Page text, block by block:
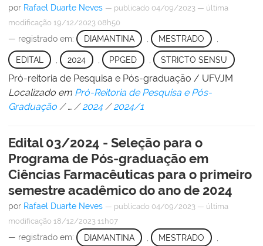
por Rafael Duarte Neves — publicado 04/09/2023 — última
modificação 19/12/2023 08h50
— registrado em: DIAMANTINA MESTRADO
EDITAL 2024 PPGED , STRICTO SENSU
Pró-reitoria de Pesquisa e Pós-graduação / UFVJM
Localizado em Pró-Reitoria de Pesquisa e Pós-
Graduação /… /2024 /2024/1
Edital 03/2024 - Seleção para o
Programa de Pós-graduação em
Ciências Farmacêuticas para o primeiro
semestre acadêmico do ano de 2024
por Rafael Duarte Neves — publicado 04/09/2023 — última
modificação 18/12/2023 11h07
— registrado em: DIAMANTINA MESTRADO